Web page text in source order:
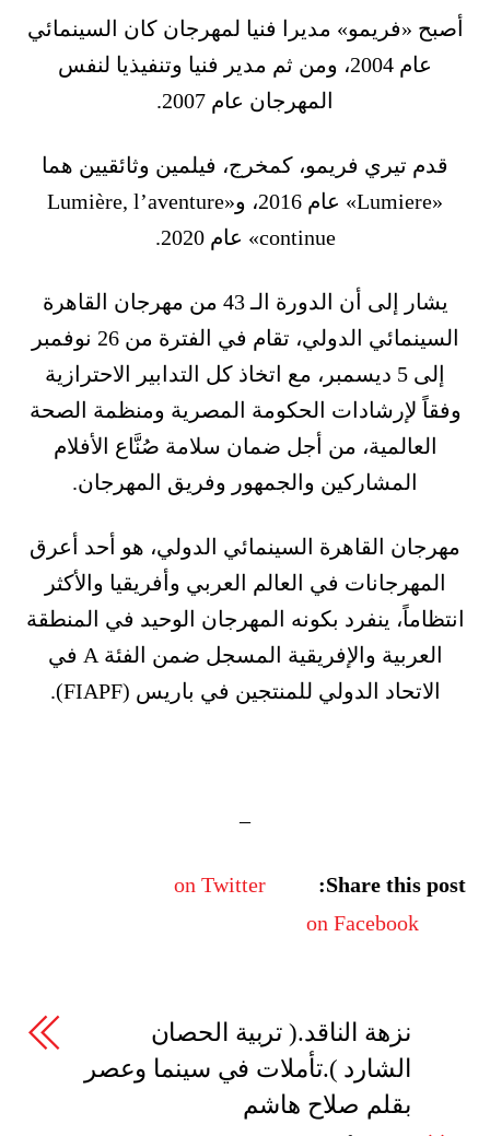
أصبح «فريمو» مديرا فنيا لمهرجان كان السينمائي
عام 2004، ومن ثم مدير فنيا وتنفيذيا لنفس
المهرجان عام 2007.
قدم تيري فريمو، كمخرج، فيلمين وثائقيين هما
«Lumiere» عام 2016، و«Lumière, l’aventure
continue» عام 2020.
يشار إلى أن الدورة الـ 43 من مهرجان القاهرة
السينمائي الدولي، تقام في الفترة من 26 نوفمبر
إلى 5 ديسمبر، مع اتخاذ كل التدابير الاحترازية
وفقاً لإرشادات الحكومة المصرية ومنظمة الصحة
العالمية، من أجل ضمان سلامة صُنَّاع الأفلام
المشاركين والجمهور وفريق المهرجان.
مهرجان القاهرة السينمائي الدولي، هو أحد أعرق
المهرجانات في العالم العربي وأفريقيا والأكثر
انتظاماً، ينفرد بكونه المهرجان الوحيد في المنطقة
العربية والإفريقية المسجل ضمن الفئة A في
الاتحاد الدولي للمنتجين في باريس (FIAPF).
–
Share this post:
on Twitter
on Facebook
نزهة الناقد.( تربية الحصان
الشارد ).تأملات في سينما وعصر
بقلم صلاح هاشم